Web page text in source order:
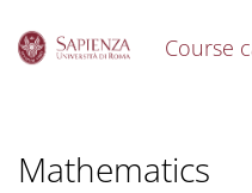
Course
Mathematics